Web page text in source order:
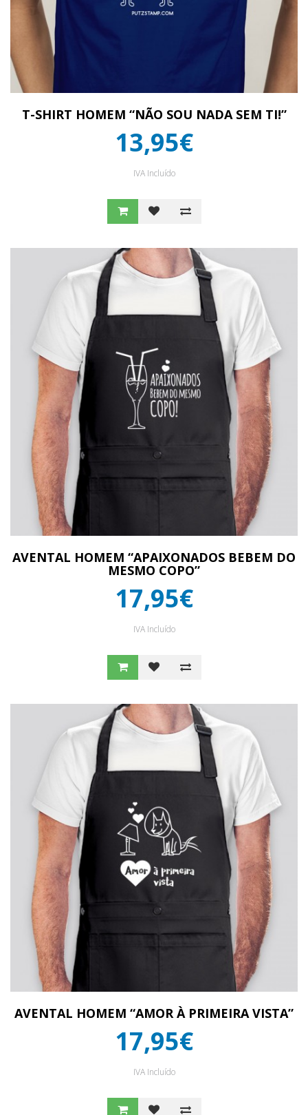
T-SHIRT HOMEM “NÃO SOU NADA SEM TI!”
13,95€
IVA Incluído
AVENTAL HOMEM “APAIXONADOS BEBEM DO
MESMO COPO”
17,95€
IVA Incluído
AVENTAL HOMEM “AMOR À PRIMEIRA VISTA”
17,95€
IVA Incluído